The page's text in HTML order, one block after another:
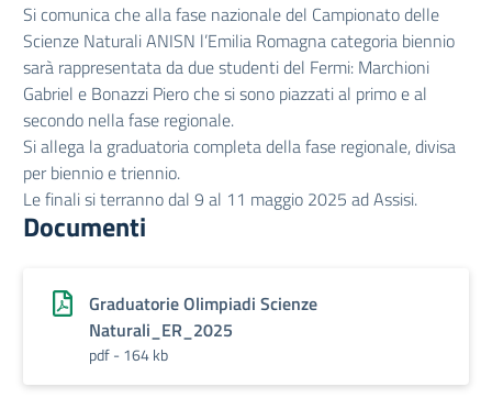
Si comunica che alla fase nazionale del Campionato delle
Scienze Naturali ANISN l’Emilia Romagna categoria biennio
sarà rappresentata da due studenti del Fermi: Marchioni
Gabriel e Bonazzi Piero che si sono piazzati al primo e al
secondo nella fase regionale.
Si allega la graduatoria completa della fase regionale, divisa
per biennio e triennio.
Le finali si terranno dal 9 al 11 maggio 2025 ad Assisi.
Documenti
Graduatorie Olimpiadi Scienze
Naturali_ER_2025
pdf - 164 kb